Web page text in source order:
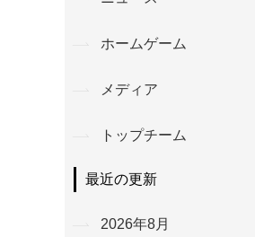
ホームゲーム
メディア
トップチーム
最近の更新
2026年8月